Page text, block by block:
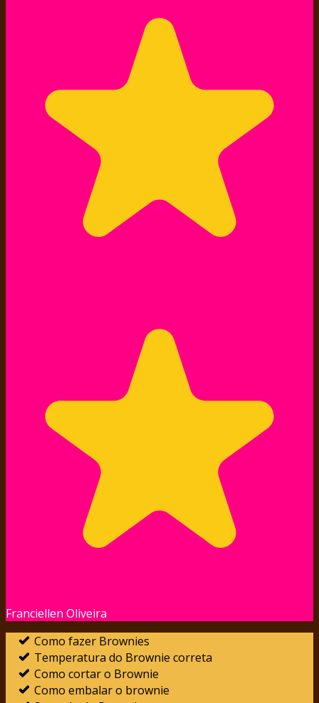
Franciellen Oliveira
Como fazer Brownies
Temperatura do Brownie correta
Como cortar o Brownie
Como embalar o brownie